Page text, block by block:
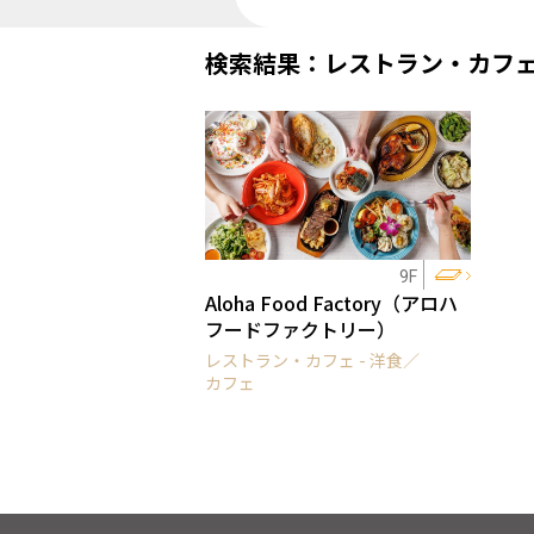
検索結果：レストラン・カフ
9F
Aloha Food Factory（アロハ
フードファクトリー）
レストラン・カフェ - 洋食／
カフェ